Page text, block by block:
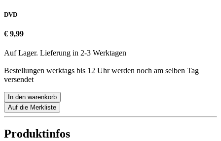
DVD
€ 9,99
Auf Lager. Lieferung in 2-3 Werktagen
Bestellungen werktags bis 12 Uhr werden noch am selben Tag
versendet
In den warenkorb
Auf die Merkliste
Produktinfos